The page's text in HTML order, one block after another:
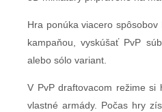
Hra ponúka viacero
kampaňou, vyskúšať PvP
alebo sólo variant.
V PvP draftovacom režime si
vlastné armády. Počas hry